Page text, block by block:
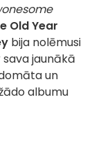
Old Year
bija nolēmusi
jaunākā
un
albumu